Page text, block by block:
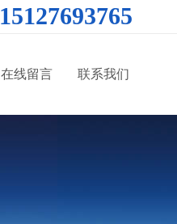
15127693765
在线留言 联系我们